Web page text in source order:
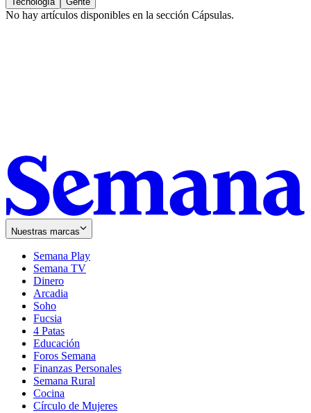
No hay artículos disponibles en la sección Cápsulas.
Nuestras marcas
Semana Play
Semana TV
Dinero
Arcadia
Soho
in
new
window
Fucsia
in
new
window
4 Patas
Educación
Foros Semana
Finanzas Personales
Semana Rural
Cocina
Círculo de Mujeres